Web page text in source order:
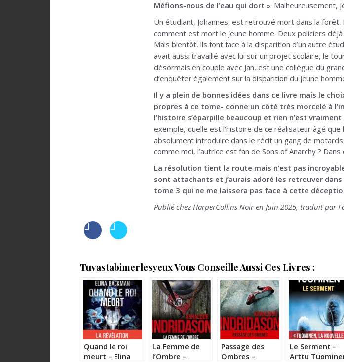
Méfions-nous de l’eau qui dort ». Malheureusement,
Un étudiant, Johannes, est retrouvé mort dans la
comment est mort le jeune homme. Deux policiers
Mais bientôt, ils font face à la disparition d’un autre
avait aussi travaillé avec lui sur un projet scolaire, le
désormais en couple avec Jan, est une collègue du
d’enquêter également sur la disparition du jeune
Il y a plein de bonnes idées dans ce livre mais le
propres à ce tome- donne un côté très morcelé à
l’histoire s’éparpille beaucoup et rien n’est
exemple, quelle est l’histoire de ce réalisateur âgé
absolument introduire dans le récit un gang de
comme moi, l’autrice est fan de Sons of Anarchy ?
La résolution tient la route mais n’est pas
sont attachants et j’aurais adoré les retrouver dans
tome 3 qui ne me laissera pas face à cette
Publié chez HarperCollins Noir en Juin 2025, traduit par
Tuvastabimerlesyeux Vous Conseille Aussi Ces Livres :
Quand le roi
meurt – Elina
La Femme de
l’Ombre –
Passage des
Ombres –
Le Serment –
Arttu